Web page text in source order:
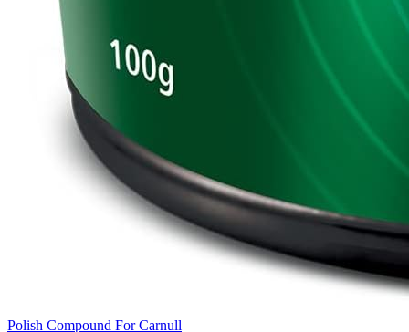
Polish Compound For Carnull